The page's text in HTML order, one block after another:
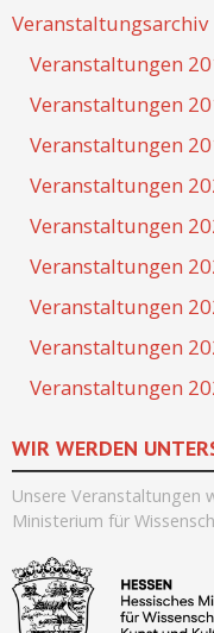
Veranstaltungsarchiv
Veranstaltungen
Veranstaltungen
Veranstaltungen
Veranstaltungen
Veranstaltungen
Veranstaltungen
Veranstaltungen
Veranstaltungen
Veranstaltungen
WIR WERDEN
Unsere Veranstaltungen
Ministerium für